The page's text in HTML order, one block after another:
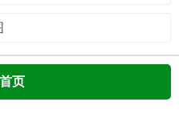
页